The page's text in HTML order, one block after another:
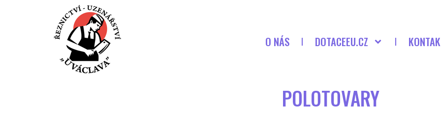
O NÁS DOTACEEU.CZ
POLOTOVARY